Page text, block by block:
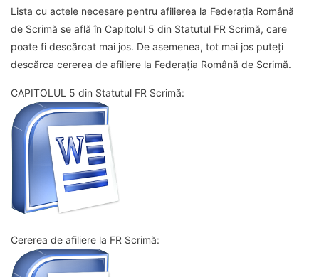
Lista cu actele necesare pentru afilierea la Federația Română
de Scrimă se află în Capitolul 5 din Statutul FR Scrimă, care
poate fi descărcat mai jos. De asemenea, tot mai jos puteți
descărca cererea de afiliere la Federația Română de Scrimă.
CAPITOLUL 5 din Statutul FR Scrimă:
Cererea de afiliere la FR Scrimă: